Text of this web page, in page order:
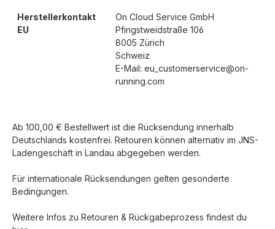
Herstellerkontakt
EU
On Cloud Service GmbH
Pfingstweidstraße 106
8005 Zürich
Schweiz
E-Mail: eu_customerservice@on-
running.com
Ab 100,00 € Bestellwert ist die Rücksendung innerhalb
Deutschlands kostenfrei. Retouren können alternativ im JNS-
Ladengeschäft in Landau abgegeben werden.
Für internationale Rücksendungen gelten gesonderte
Bedingungen.
Weitere Infos zu Retouren & Rückgabeprozess findest du